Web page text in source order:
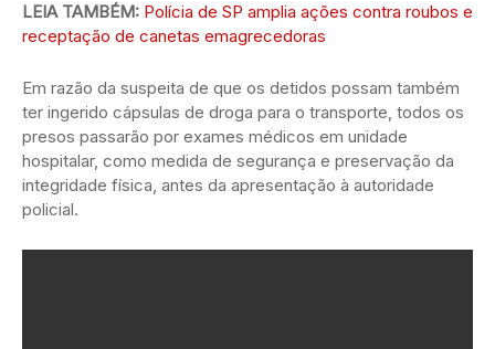
LEIA TAMBÉM: Polícia de SP amplia ações contra roubos e
receptação de canetas emagrecedoras
Em razão da suspeita de que os detidos possam também
ter ingerido cápsulas de droga para o transporte, todos os
presos passarão por exames médicos em unidade
hospitalar, como medida de segurança e preservação da
integridade física, antes da apresentação à autoridade
policial.